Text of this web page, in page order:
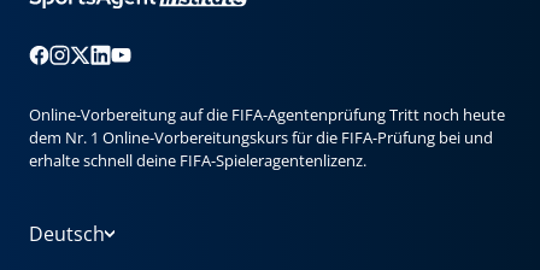
Online-Vorbereitung auf die FIFA-Agentenprüfung Tritt noch heute
dem Nr. 1 Online-Vorbereitungskurs für die FIFA-Prüfung bei und
erhalte schnell deine FIFA-Spieleragentenlizenz.
Deutsch